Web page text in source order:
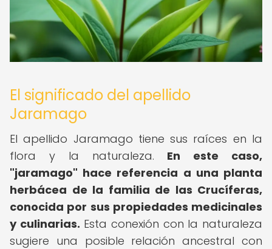
El significado del apellido
Jaramago
El apellido Jaramago tiene sus raíces en la
flora y la naturaleza. En este caso,
"jaramago" hace referencia a una planta
herbácea de la familia de las Crucíferas,
conocida por sus propiedades medicinales
y culinarias. Esta conexión con la naturaleza
sugiere una posible relación ancestral con